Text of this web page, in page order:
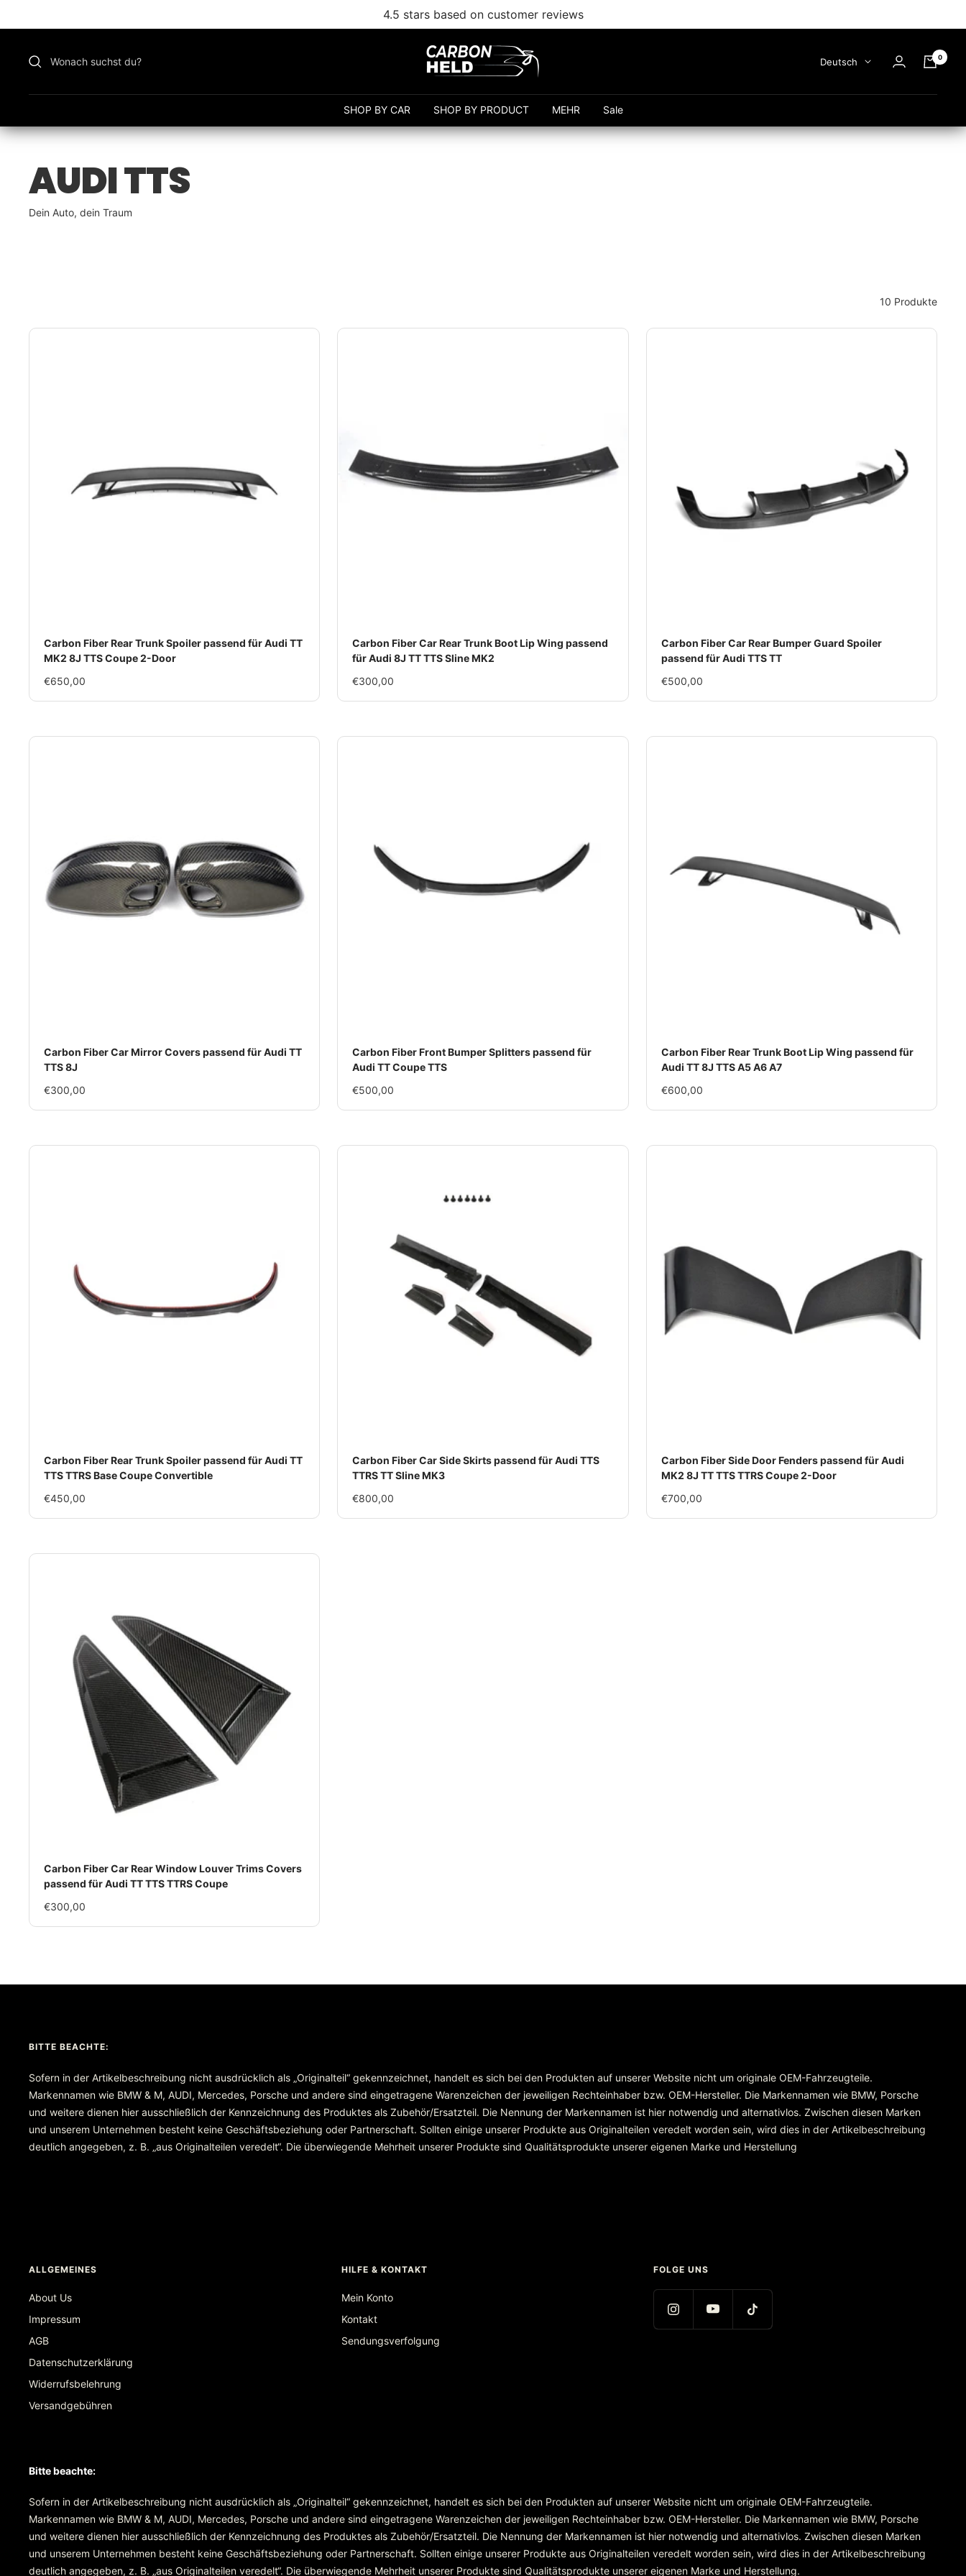
Free shipping from 99€
Carbonheld
Sprache
Deutsch 0
SHOP BY CAR SHOP BY PRODUCT MEHR Sale
AUDI TTS
Dein Auto, dein Traum
10 Produkte
Carbon Fiber Rear Trunk Spoiler passend für Audi TT
MK2 8J TTS Coupe 2-Door
Im
€650,00
Carbon Fiber Car Rear Trunk Boot Lip Wing passend
für Audi 8J TT TTS Sline MK2
Im
€300,00
Carbon Fiber Car Rear Bumper Guard Spoiler
passend für Audi TTS TT
Im
€500,00
Carbon Fiber Car Mirror Covers passend für Audi TT
TTS 8J
Im
€300,00
Carbon Fiber Front Bumper Splitters passend für
Audi TT Coupe TTS
Im
€500,00
Carbon Fiber Rear Trunk Boot Lip Wing passend für
Audi TT 8J TTS A5 A6 A7
Im
€600,00
Carbon Fiber Rear Trunk Spoiler passend für Audi TT
TTS TTRS Base Coupe Convertible
Im
€450,00
Carbon Fiber Car Side Skirts passend für Audi TTS
TTRS TT Sline MK3
Im
€800,00
Carbon Fiber Side Door Fenders passend für Audi
MK2 8J TT TTS TTRS Coupe 2-Door
Im
€700,00
Carbon Fiber Car Rear Window Louver Trims Covers
passend für Audi TT TTS TTRS Coupe
Im
€300,00
BITTE BEACHTE:
Sofern in der Artikelbeschreibung nicht ausdrücklich als „Originalteil“ gekennzeichnet, handelt es sich bei den Produkten auf unserer Website nicht um originale OEM-Fahrzeugteile.
Markennamen wie BMW & M, AUDI, Mercedes, Porsche und andere sind eingetragene Warenzeichen der jeweiligen Rechteinhaber bzw. OEM-Hersteller. Die Markennamen wie BMW, Porsche
und weitere dienen hier ausschließlich der Kennzeichnung des Produktes als Zubehör/Ersatzteil. Die Nennung der Markennamen ist hier notwendig und alternativlos. Zwischen diesen Marken
und unserem Unternehmen besteht keine Geschäftsbeziehung oder Partnerschaft. Sollten einige unserer Produkte aus Originalteilen veredelt worden sein, wird dies in der Artikelbeschreibung
deutlich angegeben, z. B. „aus Originalteilen veredelt“. Die überwiegende Mehrheit unserer Produkte sind Qualitätsprodukte unserer eigenen Marke und Herstellung
ALLGEMEINES
About Us
Impressum
AGB
Datenschutzerklärung
Widerrufsbelehrung
Versandgebühren
HILFE & KONTAKT
Mein Konto
Kontakt
Sendungsverfolgung
FOLGE UNS
Bitte beachte:
Sofern in der Artikelbeschreibung nicht ausdrücklich als „Originalteil“ gekennzeichnet, handelt es sich bei den Produkten auf unserer Website nicht um originale OEM-Fahrzeugteile.
Markennamen wie BMW & M, AUDI, Mercedes, Porsche und andere sind eingetragene Warenzeichen der jeweiligen Rechteinhaber bzw. OEM-Hersteller. Die Markennamen wie BMW, Porsche
und weitere dienen hier ausschließlich der Kennzeichnung des Produktes als Zubehör/Ersatzteil. Die Nennung der Markennamen ist hier notwendig und alternativlos. Zwischen diesen Marken
und unserem Unternehmen besteht keine Geschäftsbeziehung oder Partnerschaft. Sollten einige unserer Produkte aus Originalteilen veredelt worden sein, wird dies in der Artikelbeschreibung
deutlich angegeben, z. B. „aus Originalteilen veredelt“. Die überwiegende Mehrheit unserer Produkte sind Qualitätsprodukte unserer eigenen Marke und Herstellung.